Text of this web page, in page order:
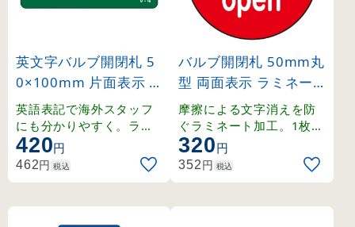
英文字バルブ開閉札 5
0×100mm 片面表示 N
ormally closed(緑) (16
8004)
英語表記で海外スタッフ
にも分かりやすく。ラミ
ネート加工の硬質塩ビ製
。
420円
462円 税込
バルブ開閉札 50mm丸
型 両面表示 ラミネー
ト加工 赤（Normally
open） (151120)
摩擦による文字消えを防
ぐラミネート加工。1枚か
ら購入可能な50mm丸型
の両面表示札。
320円
352円 税込